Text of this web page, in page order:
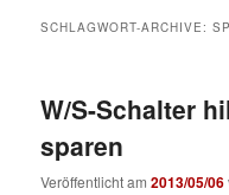
SCHLAGWORT-ARCHIVE:
W/S-Schalter
sparen
Veröffentlicht am2013/05/06